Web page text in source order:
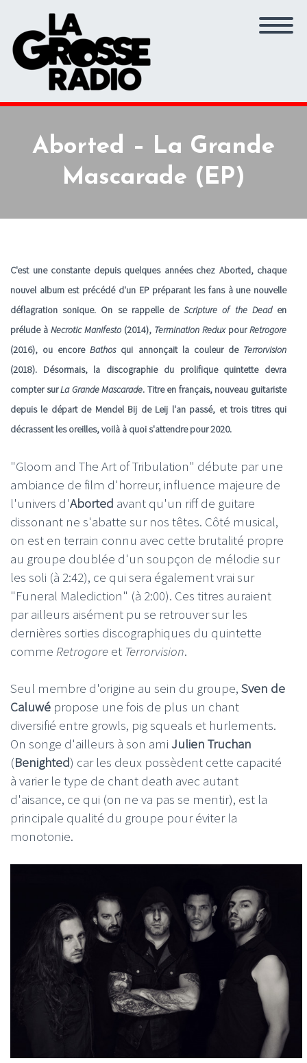
Aborted – La Grande
Mascarade (EP)
C'est une constante depuis quelques années chez Aborted, chaque
nouvel album est précédé d'un EP préparant les fans à une nouvelle
déflagration sonique. On se rappelle deScripture of the Deaden
prélude à Necrotic Manifesto (2014), Termination ReduxpourRetrogore
(2016), ou encoreBathosqui annonçait la couleur de Terrorvision
(2018). Désormais, la discographie du prolifique quintette devra
compter surLa Grande Mascarade. Titre en français, nouveau guitariste
depuis le départ de Mendel Bij de Leij l'an passé, et trois titres qui
décrassent les oreilles, voilà à quoi s'attendre pour 2020.
"Gloom and The Art of Tribulation" débute par une
ambiance de film d'horreur, influence majeure de
l'univers d'Aborted avant qu'un riff de guitare
dissonant ne s'abatte sur nos têtes. Côté musical,
on est en terrain connu avec cette brutalité propre
au groupe doublée d'un soupçon de mélodie sur
les soli (à 2:42), ce qui sera également vrai sur
"Funeral Malediction" (à 2:00). Ces titres auraient
par ailleurs aisément pu se retrouver sur les
dernières sorties discographiques du quintette
comme Retrogore et Terrorvision.
Seul membre d'origine au sein du groupe, Sven de
Caluwé propose une fois de plus un chant
diversifié entre growls, pig squeals et hurlements.
On songe d'ailleurs à son ami Julien Truchan
(Benighted) car les deux possèdent cette capacité
à varier le type de chant death avec autant
d'aisance, ce qui (on ne va pas se mentir), est la
principale qualité du groupe pour éviter la
monotonie.